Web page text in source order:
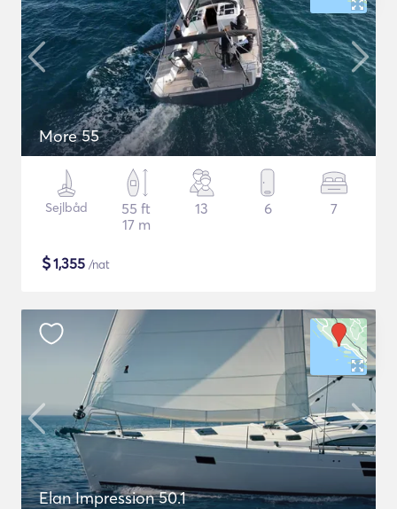
More 55
Sejlbåd
55 ft
17 m
13 6 7
$1,355 /nat
Elan Impression 50.1